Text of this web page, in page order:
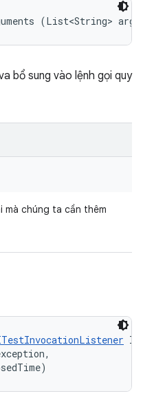
(List<String>
bổ sung vào lệnh gọi quy
mà chúng ta cần thêm